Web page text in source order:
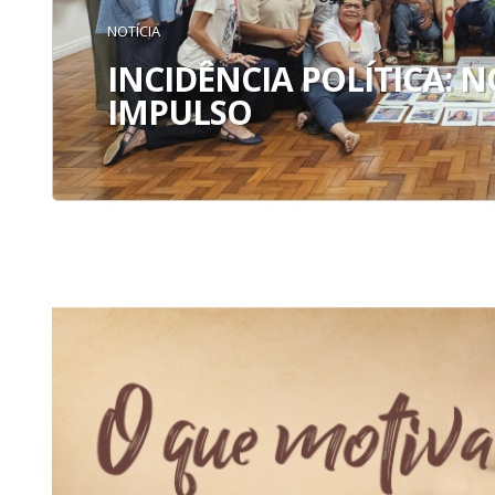
NOTÍCIA
INCIDÊNCIA POLÍTICA:
IMPULSO